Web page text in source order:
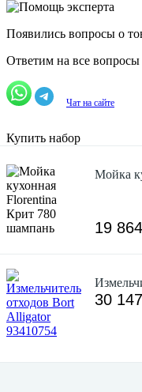
Появились вопросы о
Ответим на все
Чат на сайте
Купить набор
Мойка
19
30